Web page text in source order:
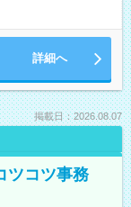
詳細へ
掲載日：2026.08.07
ツコツ事務